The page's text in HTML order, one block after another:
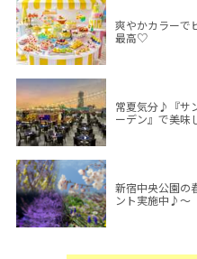
爽やかカラーで
最高♡
常夏気分♪『サ
ーデン』で美味
新宿中央公園の
ント実施中♪～